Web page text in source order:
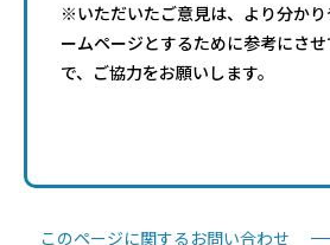
※いただいたご意見は、より分か
ームページとするために参考にさ
で、ご協力をお願いします。
このページに関するお問い合わせ